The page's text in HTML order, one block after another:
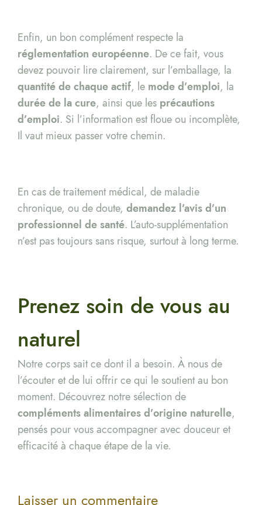
Enfin, un bon complément respecte la
réglementation européenne. De ce fait, vous
devez pouvoir lire clairement, sur l’emballage, la
quantité de chaque actif, le mode d’emploi, la
durée de la cure, ainsi que les précautions
d’emploi. Si l’information est floue ou incomplète,
Il vaut mieux passer votre chemin.
En cas de traitement médical, de maladie
chronique, ou de doute, demandez l’avis d’un
professionnel de santé. L’auto-supplémentation
n’est pas toujours sans risque, surtout à long terme.
Prenez soin de vous au
naturel
Notre corps sait ce dont il a besoin. À nous de
l’écouter et de lui offrir ce qui le soutient au bon
moment. Découvrez notre sélection de
compléments alimentaires d’origine naturelle,
pensés pour vous accompagner avec douceur et
efficacité à chaque étape de la vie.
Laisser un commentaire